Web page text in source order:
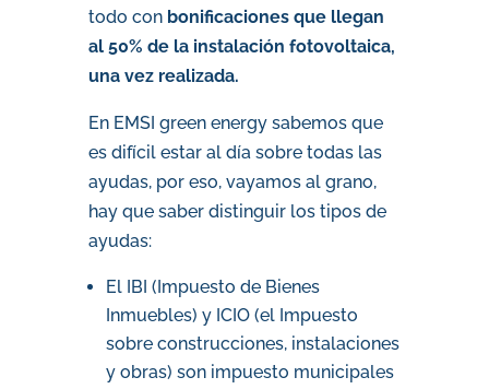
todo con bonificaciones que llegan
al 50% de la instalación fotovoltaica,
una vez realizada.
En EMSI green energy sabemos que
es difícil estar al día sobre todas las
ayudas, por eso, vayamos al grano,
hay que saber distinguir los tipos de
ayudas:
El IBI (Impuesto de Bienes
Inmuebles) y ICIO (el Impuesto
sobre construcciones, instalaciones
y obras) son impuesto municipales